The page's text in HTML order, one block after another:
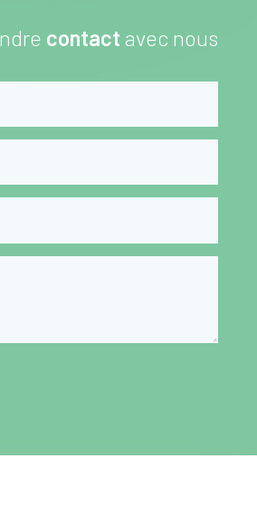
contact avec nous